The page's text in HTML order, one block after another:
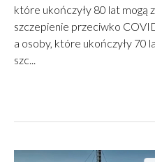
które ukończyły 80 lat mogą
szczepienie przeciwko
a osoby, które ukończyły 70
szc...